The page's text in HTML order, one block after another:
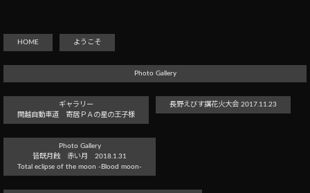
HOME ようこそ
Photo Gallery
ギャラリー
関越自動車道 寄居ＰＡの星の王子様
長野えびす講花火大会 2017.11.23
Photo Gallery
皆既月蝕 赤い月 2018.1.31
Total eclipse of the moon -Blood moon-